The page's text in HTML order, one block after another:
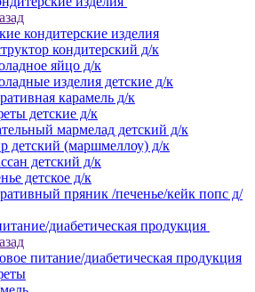
кондитерские изделия
кондитерский д/к
яйцо д/к
изделия детские д/к
карамель д/к
детские д/к
мармелад детский д/к
детский (маршмеллоу) д/к
детский д/к
детское д/к
пряник /печенье/кейк попс д/
диабетическая продукция
питание/диабетическая продукция